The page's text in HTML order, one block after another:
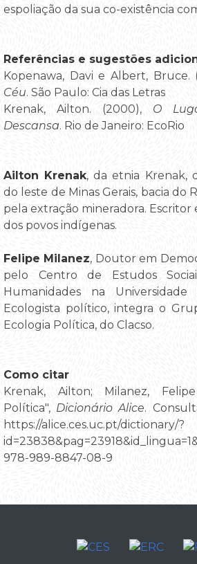
espoliação da sua co-existência
Referências e sugestões
Kopenawa, Davi e Albert, Bruce.
Céu. São Paulo: Cia das Letras
Krenak, Ailton. (2000), O
Descansa. Rio de Janeiro: EcoRio
Ailton Krenak, da etnia Krenak,
do leste de Minas Gerais, bacia do
pela extração mineradora. Escritor
dos povos indígenas.
Felipe Milanez, Doutor em
pelo Centro de Estudos
Humanidades na
Ecologista político, integra o
Ecologia Política, do Clacso.
Como citar
Krenak, Ailton; Milanez,
Política", Dicionário Alice.
https://alice.ces.uc.pt/dictionary/?
978-989-8847-08-9